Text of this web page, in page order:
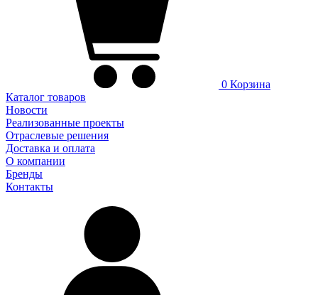
0 Корзина
Каталог товаров
Новости
Реализованные проекты
Отраслевые решения
Доставка и оплата
О компании
Бренды
Контакты